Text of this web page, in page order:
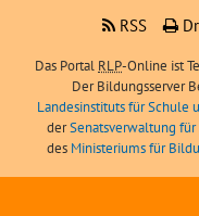
RSS
Das Portal RLP-Online ist
Der Bildungsserver
Landesinstituts für Schule
derSenatsverwaltung
des Ministeriums für